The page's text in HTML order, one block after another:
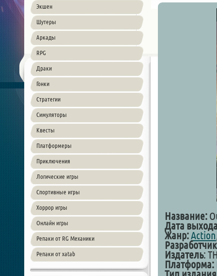
Экшен
Шутеры
Аркады
RPG
Драки
Гонки
Стратегии
Симуляторы
Квесты
Платформеры
Приключения
Логические игры
Спортивные игры
Хоррор игры
Онлайн игры
Репаки от RG Механики
Репаки от xatab
Название:
Дата
Жанр:Action
Издатель:
Платформа: